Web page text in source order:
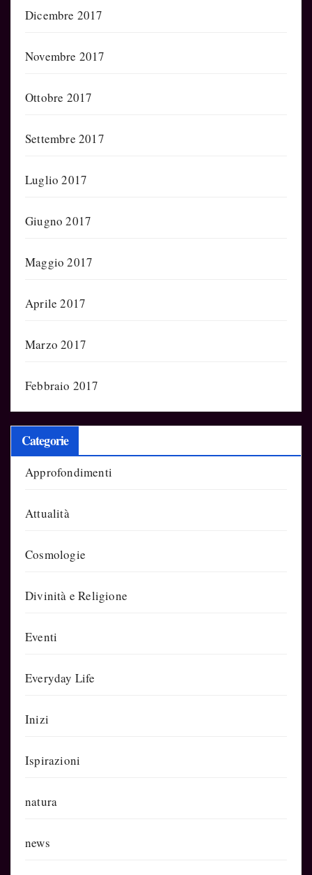
Dicembre 2017
Novembre 2017
Ottobre 2017
Settembre 2017
Luglio 2017
Giugno 2017
Maggio 2017
Aprile 2017
Marzo 2017
Febbraio 2017
Categorie
Approfondimenti
Attualità
Cosmologie
Divinità e Religione
Eventi
Everyday Life
Inizi
Ispirazioni
natura
news